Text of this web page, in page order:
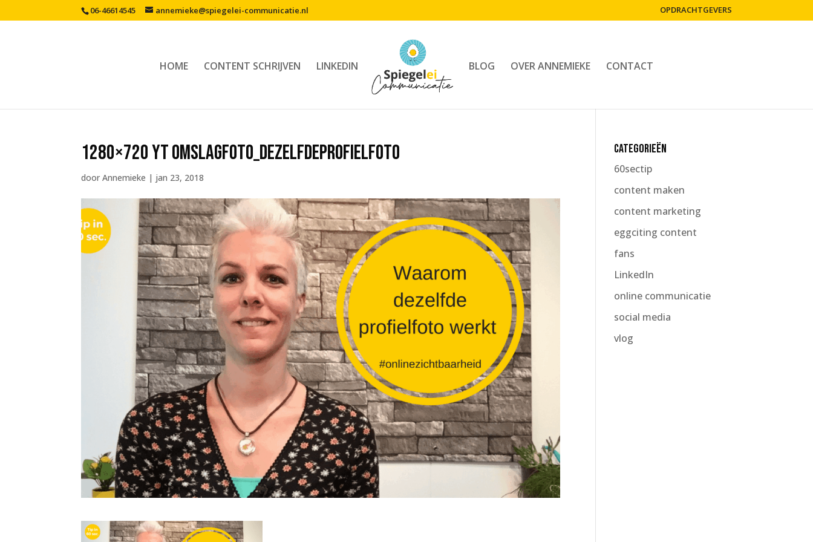
06-46614545 annemieke@spiegelei-communicatie.nl OPDRACHTGEVERS
HOME CONTENT SCHRIJVEN LINKEDIN BLOG OVER ANNEMIEKE CONTACT
1280×720 YT omslagfoto_dezelfdeprofielfoto
doorAnnemieke | jan 23, 2018
Categorieën
60sectip
content maken
content marketing
eggciting content
fans
LinkedIn
online communicatie
social media
vlog